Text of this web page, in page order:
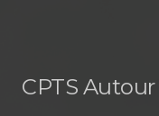
CPTS